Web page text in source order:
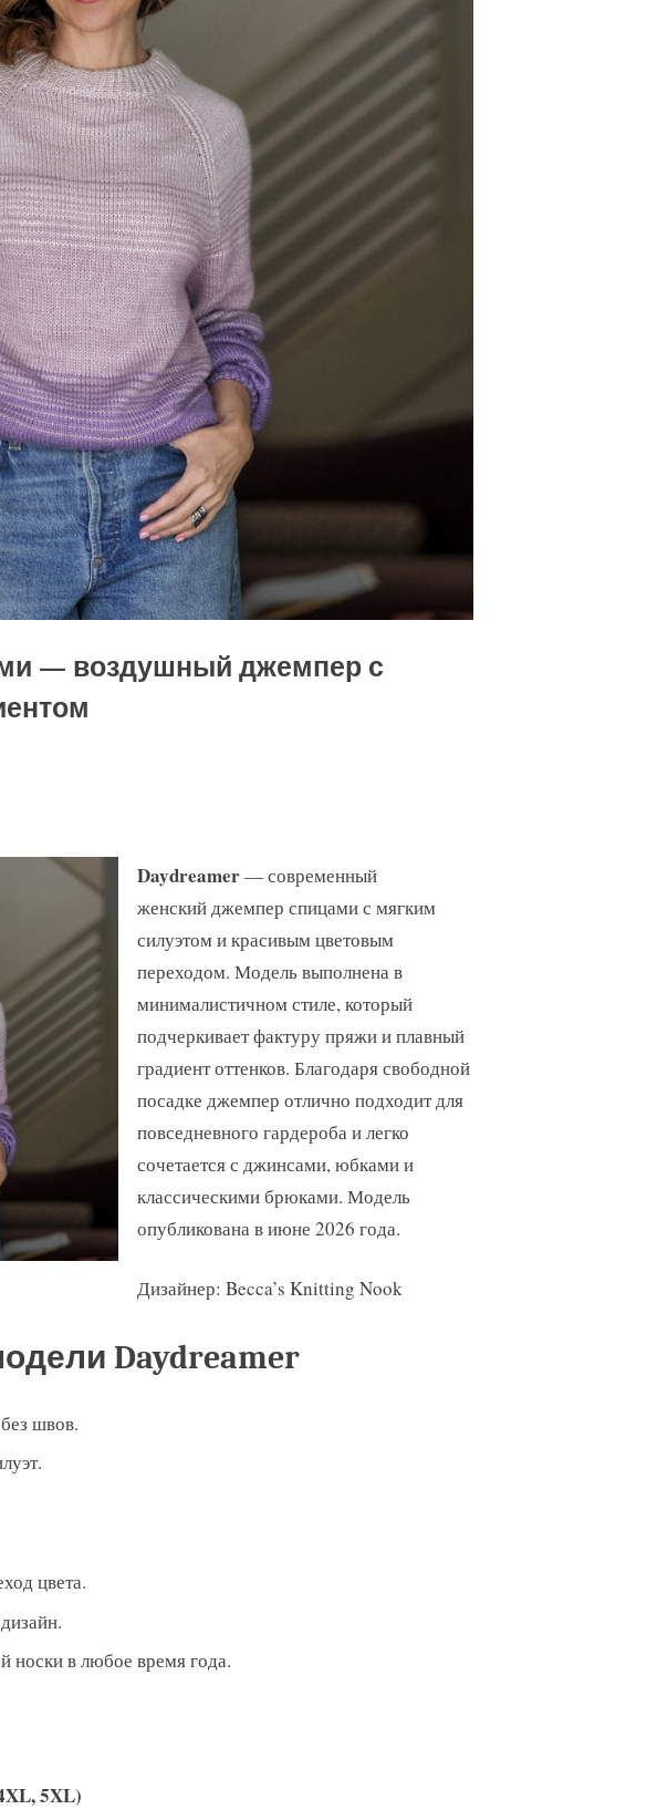
— воздушный джемпер с
Daydreamer— современный
женский джемпер спицами с мягким
силуэтом и красивым цветовым
переходом. Модель выполнена в
минималистичном стиле, который
подчеркивает фактуру пряжи и плавный
градиент оттенков. Благодаря свободной
посадке джемпер отлично подходит для
повседневного гардероба и легко
сочетается с джинсами, юбками и
классическими брюками. Модель
опубликована в июне 2026 года.
Дизайнер: Becca’s Knitting Nook
Daydreamer
швов.
цвета.
носки в любое время года.
5XL)